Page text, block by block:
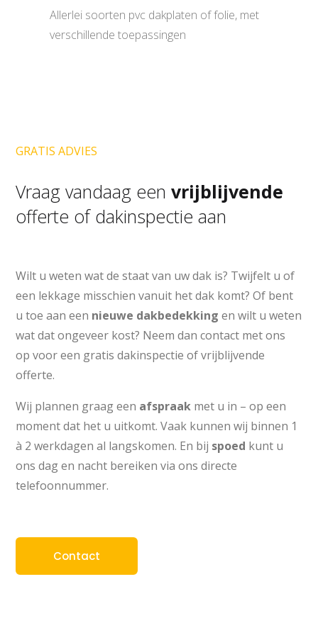
Allerlei soorten pvc dakplaten of folie, met
verschillende toepassingen
GRATIS ADVIES
Vraag vandaag eenvrijblijvende
offerte of dakinspectie aan
Wilt u weten wat de staat van uw dak is? Twijfelt u of
een lekkage misschien vanuit het dak komt? Of bent
u toe aan een nieuwe dakbedekking en wilt u weten
wat dat ongeveer kost? Neem dan contact met ons
op voor een gratis dakinspectie of vrijblijvende
offerte.
Wij plannen graag een afspraak met u in – op een
moment dat het u uitkomt. Vaak kunnen wij binnen 1
à 2 werkdagen al langskomen. En bij spoed kunt u
ons dag en nacht bereiken via ons directe
telefoonnummer.
Contact